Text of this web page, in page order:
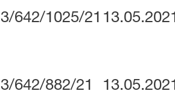
3/642/1025/21
3/642/882/21